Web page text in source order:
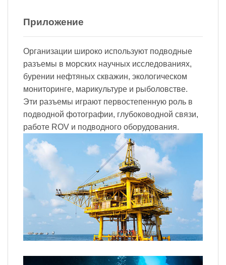
Приложение
Организации широко используют подводные
разъемы в морских научных исследованиях,
бурении нефтяных скважин, экологическом
мониторинге, марикультуре и рыболовстве.
Эти разъемы играют первостепенную роль в
подводной фотографии, глубоководной связи,
работе ROV и подводного оборудования.